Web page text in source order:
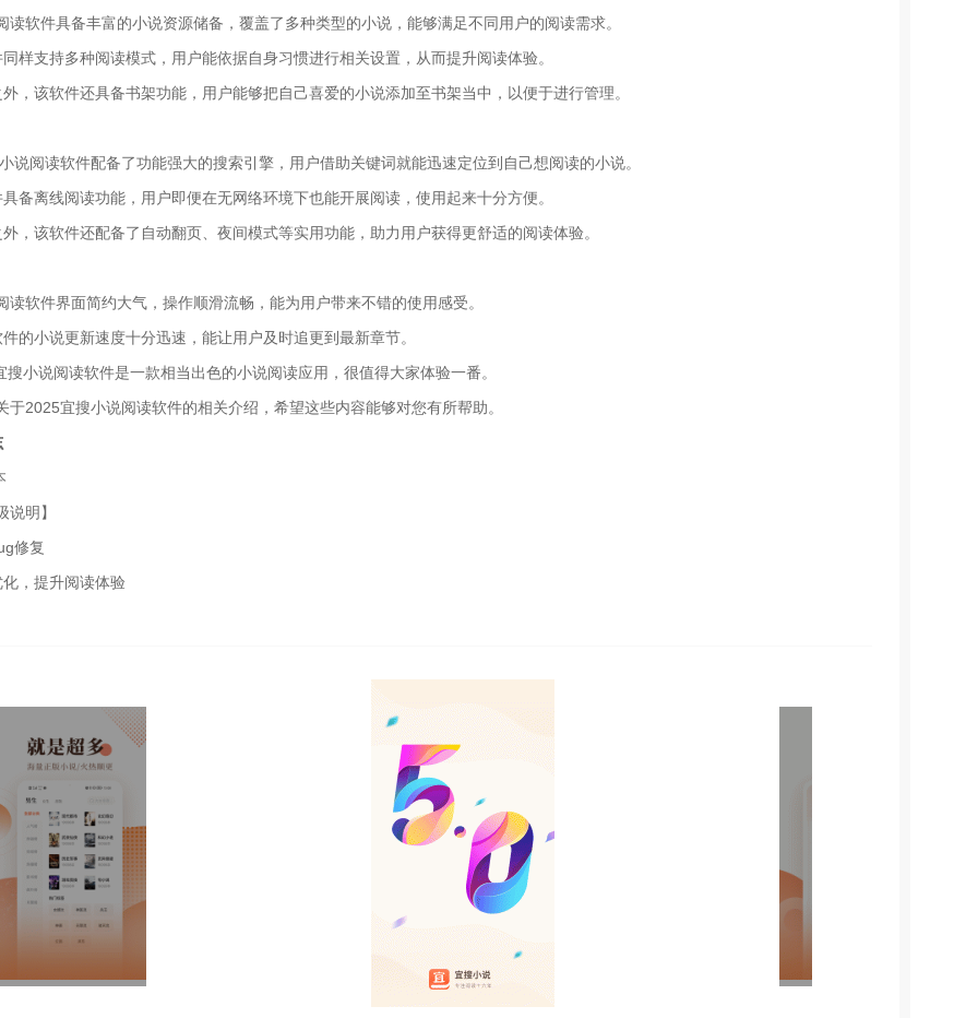
读软件具备丰富的小说资源储备，覆盖了多种类型的小说，能够满足不同用户的阅读需求。
样支持多种阅读模式，用户能依据自身习惯进行相关设置，从而提升阅读体验。
，该软件还具备书架功能，用户能够把自己喜爱的小说添加至书架当中，以便于进行管理。
说阅读软件配备了功能强大的搜索引擎，用户借助关键词就能迅速定位到自己想阅读的小说。
备离线阅读功能，用户即便在无网络环境下也能开展阅读，使用起来十分方便。
，该软件还配备了自动翻页、夜间模式等实用功能，助力用户获得更舒适的阅读体验。
读软件界面简约大气，操作顺滑流畅，能为用户带来不错的使用感受。
的小说更新速度十分迅速，能让用户及时追更到最新章节。
搜小说阅读软件是一款相当出色的小说阅读应用，很值得大家体验一番。
于2025宜搜小说阅读软件的相关介绍，希望这些内容能够对您有所帮助。
说明】
修复
，提升阅读体验